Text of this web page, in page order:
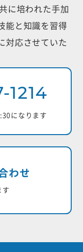
に培われた手加
能と知識を習得
対応させていた
1214
になります
わせ
す